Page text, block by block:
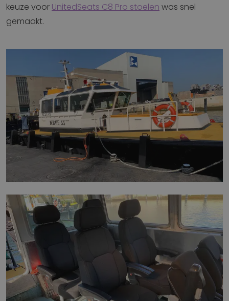
keuze voor UnitedSeats C8 Pro stoelen was snel
gemaakt.